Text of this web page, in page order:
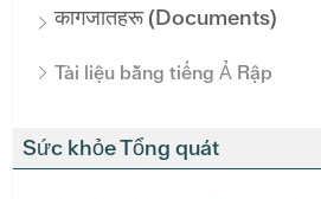
कागजातहरू (Documents)
Tài liệu bằng tiếng Ả Rập
Sức khỏe Tổng quát